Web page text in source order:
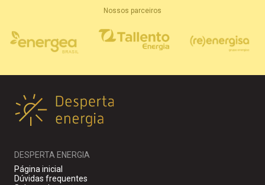
Nossos parceiros
DESPERTA ENERGIA
Página inicial
Dúvidas frequentes